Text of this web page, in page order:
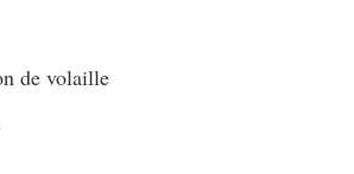
de volaille